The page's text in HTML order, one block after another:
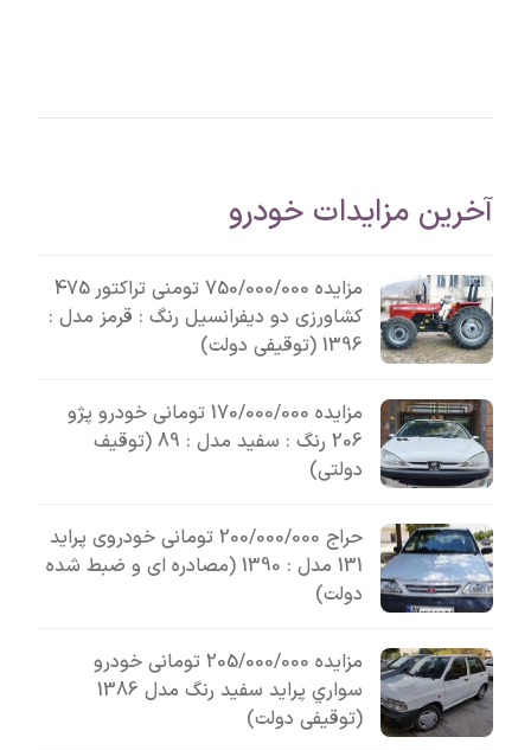
آخرین مزایدات خودرو
مزایده 750/000/000 تومنی تراکتور 475
کشاورزی دو دیفرانسیل رنگ : قرمز مدل :
1396 (توقیفی دولت)
مزایده 170/000/000 تومانی خودرو پژو
206 رنگ : سفید مدل : 89 (توقیف
دولتی)
حراج 200/000/000 تومانی خودروی پراید
131 مدل : 1390 (مصادره ای و ضبط شده
دولت)
مزایده 205/000/000 تومانی خودرو
سواري پرايد سفيد رنگ مدل 1386
(توقیفی دولت)